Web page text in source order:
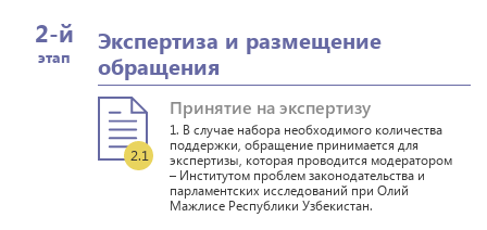
2-й
этап
Экспертиза и размещение
обращения
2.1
Принятие на экспертизу
1. В случае набора необходимого количества
поддержки, обращение принимается для
экспертизы, которая проводится модератором
– Институтом проблем законодательства и
парламентских исследований при Олий
Мажлисе Республики Узбекистан.